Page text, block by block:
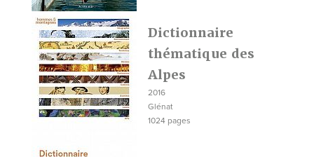
Dictionnaire
thématique des
Alpes
2016
Glénat
1024 pages